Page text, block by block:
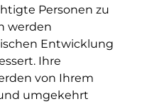
Personen zu
werden
Entwicklung
Ihre
von Ihrem
umgekehrt